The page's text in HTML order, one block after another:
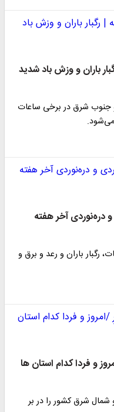
باران و وزش باد شدید
جنوب شرق در برخی ساعات
دره‌نوردی آخر هفته
باران و رعد و برق و
و فردا کدام استان ها
شرق کشور را در بر